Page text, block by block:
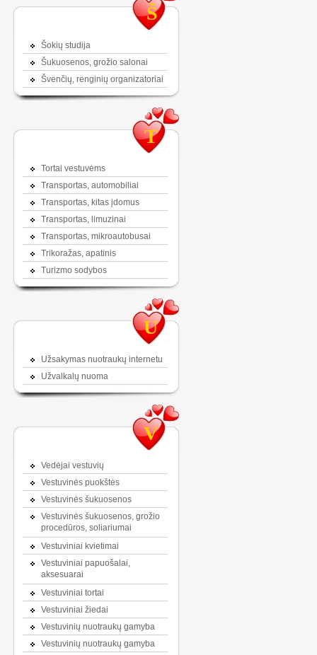
Š
Šokių studija
Šukuosenos, grožio salonai
Švenčių, renginių organizatoriai
T
Tortai vestuvėms
Transportas, automobiliai
Transportas, kitas įdomus
Transportas, limuzinai
Transportas, mikroautobusai
Trikoražas, apatinis
Turizmo sodybos
U
Užsakymas nuotraukų internetu
Užvalkalų nuoma
V
Vedėjai vestuvių
Vestuvinės puokštės
Vestuvinės šukuosenos
Vestuvinės šukuosenos, grožio
procedūros, soliariumai
Vestuviniai kvietimai
Vestuviniai papuošalai,
aksesuarai
Vestuviniai tortai
Vestuviniai žiedai
Vestuvinių nuotraukų gamyba
Vestuvinių nuotraukų gamyba